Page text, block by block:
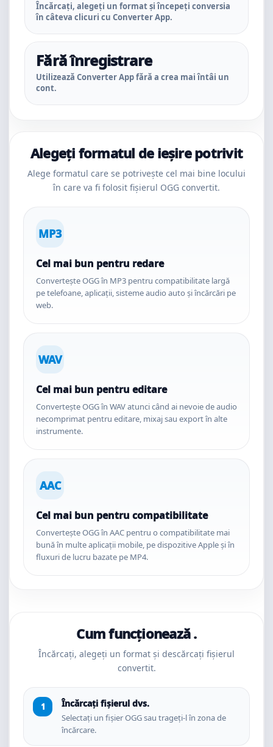
Încărcați, alegeți un format și începeți conversia
în câteva clicuri cu Converter App.
Fără înregistrare
Utilizează Converter App fără a crea mai întâi un
cont.
Alegeți formatul de ieșire potrivit
Alege formatul care se potrivește cel mai bine locului
în care va fi folosit fișierul OGG convertit.
MP3
Cel mai bun pentru redare
Convertește OGG în MP3 pentru compatibilitate largă
pe telefoane, aplicații, sisteme audio auto și încărcări pe
web.
WAV
Cel mai bun pentru editare
Convertește OGG în WAV atunci când ai nevoie de audio
necomprimat pentru editare, mixaj sau export în alte
instrumente.
AAC
Cel mai bun pentru compatibilitate
Convertește OGG în AAC pentru o compatibilitate mai
bună în multe aplicații mobile, pe dispozitive Apple și în
fluxuri de lucru bazate pe MP4.
Cum funcționează .
Încărcați, alegeți un format și descărcați fișierul
convertit.
Încărcați fișierul dvs.
Selectați un fișier OGG sau trageți-l în zona de
încărcare.